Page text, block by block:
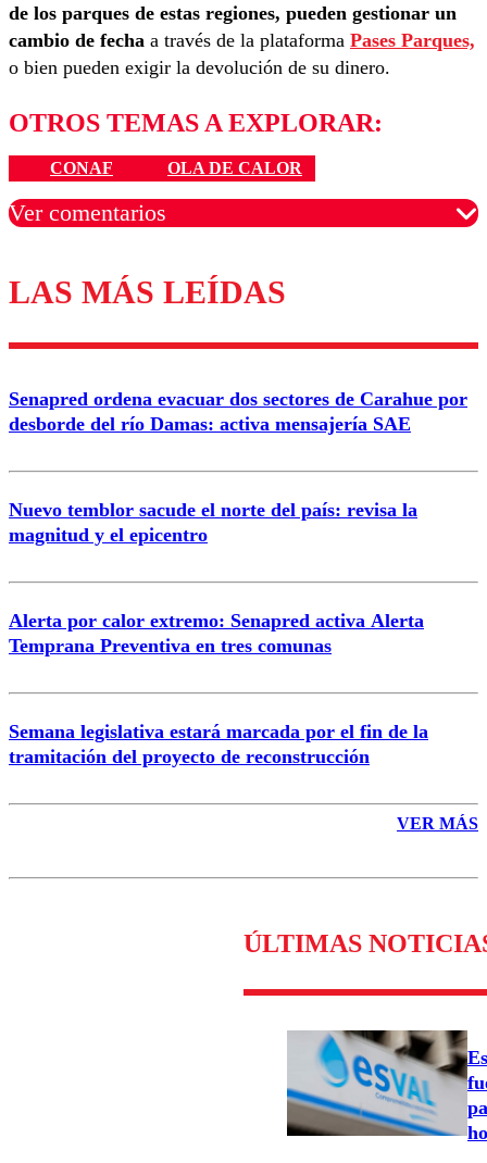
de los parques de estas regiones, pueden gestionar un
cambio de fecha a través de la plataforma Pases Parques,
o bien pueden exigir la devolución de su dinero.
OTROS TEMAS A EXPLORAR:
CONAF OLA DE CALOR
Ver comentarios
Los comentarios son moderados para garantizar un
diálogo respetuoso.
Nombre
Correo
LAS MÁS LEÍDAS
Senapred ordena evacuar dos sectores de Carahue por
desborde del río Damas: activa mensajería SAE
Nuevo temblor sacude el norte del país: revisa la
magnitud y el epicentro
Alerta por calor extremo: Senapred activa Alerta
Temprana Preventiva en tres comunas
Semana legislativa estará marcada por el fin de la
tramitación del proyecto de reconstrucción
VER MÁS
ÚLTIMAS